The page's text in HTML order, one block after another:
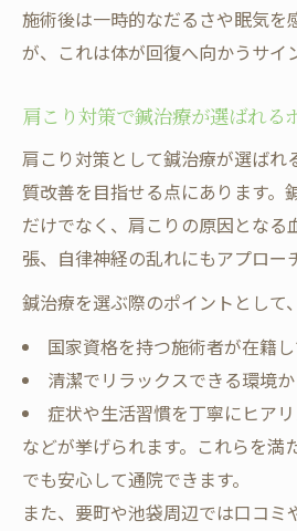
施術後は一時的なだるさや眠気を
が、これは体が回復へ向かうサイ
肩こり対策で鍼治療が選ばれる
肩こり対策として鍼治療が選ばれ
質改善を目指せる点にあります。
だけでなく、肩こりの原因となる
張、自律神経の乱れにもアプロー
鍼治療を選ぶ際のポイントとして、
国家資格を持つ施術者が在籍
清潔でリラックスできる環境か
症状や生活習慣を丁寧にヒア
などが挙げられます。これらを満
でも安心して通院できます。
また、要町や池袋周辺では口コミ